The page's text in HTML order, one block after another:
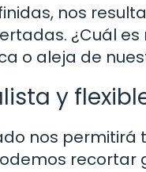
nos
¿Cuál
o aleja de
y
nos